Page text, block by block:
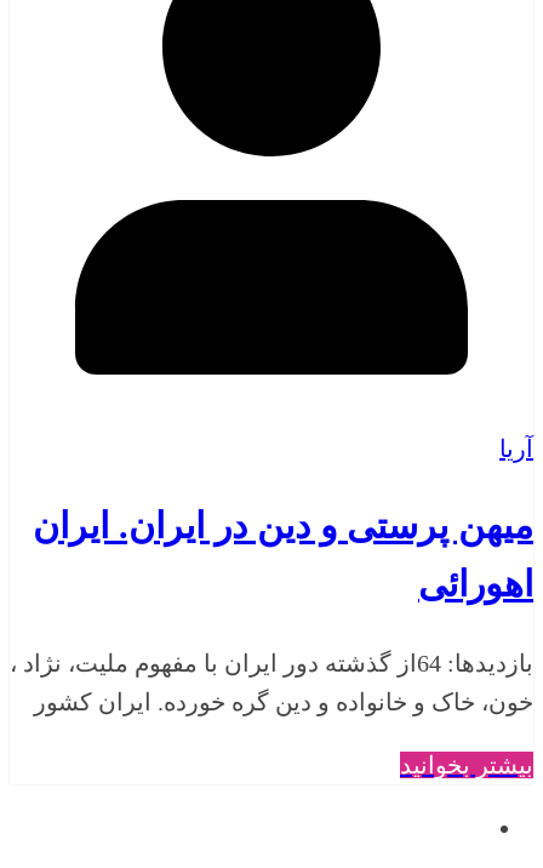
آریا
میهن پرستی و دین در ایران. ایران
اهورائی
بازدیدها: 64از گذشته دور ایران با مفهوم ملیت، نژاد ،
خون، خاک و خانواده و دین گره خورده. ایران کشور
بیشتر بخوانید